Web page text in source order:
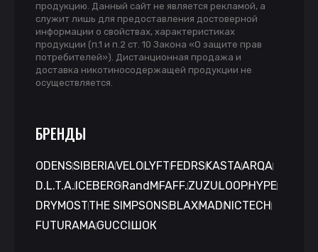
продукцию. Данный сайт не является рекламой, а
служит лишь для предоставления достоверной
информации о свойствах, характеристиках
продукции (п.1 и п.2 ст. 10 Закона «О защите прав
потребителей»). Дистанционная продажа и
доставка никотиносодержащей продукции не
осуществляется.
БРЕНДЫ
ODENSSIBERIAVELO LYFT FEDRS KASTAARQA
D.L.T.A. ICEBERG RandM FAFF.ZUZU LOOPHYPE
DRYMOSTTHE SIMPSONS BLAXMAD NICTECH
FUTURAMAGUCCI ШОК